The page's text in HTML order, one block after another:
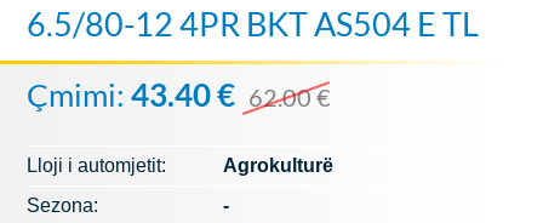
6.5/80-12 4PR BKT AS504 E TL
Çmimi:43.40 € 62.00 €
Lloji i automjetit:
Agrokulturë
Sezona:
-